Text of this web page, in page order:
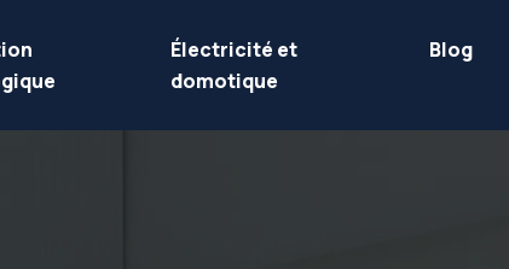
Électricité et
domotique
Blog